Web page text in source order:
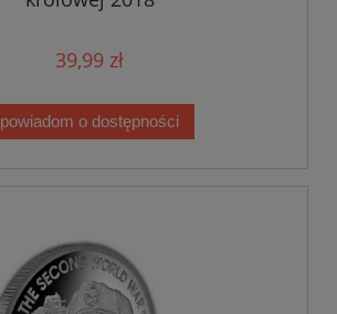
39,99 zł
powiadom o dostępności